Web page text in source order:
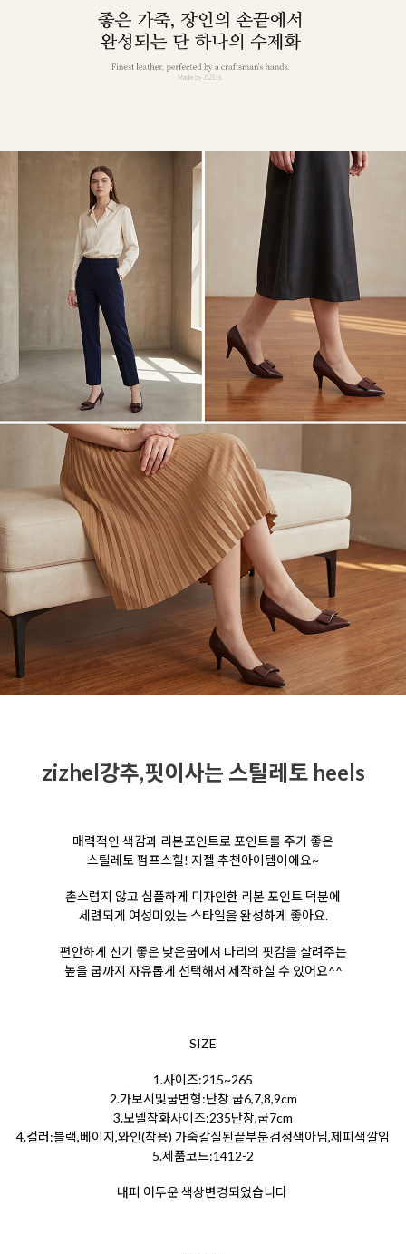
zizhel강추,핏이사는 스틸레토 heels
매력적인 색감과 리본포인트로 포인트를 주기 좋은
스틸레토 펌프스힐! 지젤 추천아이템이에요~
촌스럽지 않고 심플하게 디자인한 리본 포인트 덕분에
세련되게 여성미있는 스타일을 완성하게 좋아요.
편안하게 신기 좋은 낮은굽에서 다리의 핏감을 살려주는
높을 굽까지 자유롭게 선택해서 제작하실 수 있어요^^
SIZE
1.사이즈:215~265
2.가보시및굽변형:단창 굽6,7,8,9cm
3.모델착화사이즈:235단창,굽7cm
4.컬러:블랙,베이지,와인(착용) 가죽칼질된끝부분검정색아님,제피색깔임
5.제품코드:1412-2
내피 어두운 색상변경되었습니다